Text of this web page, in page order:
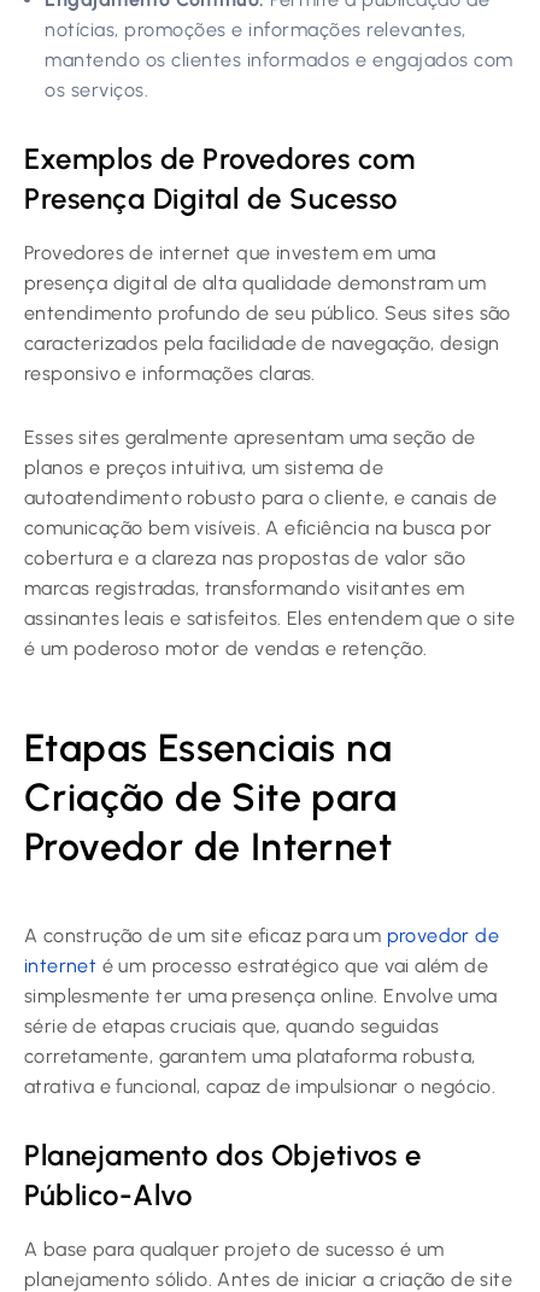
notícias, promoções e informações relevantes,
mantendo os clientes informados e engajados com
os serviços.
Exemplos de Provedores com
Presença Digital de Sucesso
Provedores de internet que investem em uma
presença digital de alta qualidade demonstram um
entendimento profundo de seu público. Seus sites são
caracterizados pela facilidade de navegação, design
responsivo e informações claras.
Esses sites geralmente apresentam uma seção de
planos e preços intuitiva, um sistema de
autoatendimento robusto para o cliente, e canais de
comunicação bem visíveis. A eficiência na busca por
cobertura e a clareza nas propostas de valor são
marcas registradas, transformando visitantes em
assinantes leais e satisfeitos. Eles entendem que o site
é um poderoso motor de vendas e retenção.
Etapas Essenciais na
Criação de Site para
Provedor de Internet
A construção de um site eficaz para um provedor de
internet é um processo estratégico que vai além de
simplesmente ter uma presença online. Envolve uma
série de etapas cruciais que, quando seguidas
corretamente, garantem uma plataforma robusta,
atrativa e funcional, capaz de impulsionar o negócio.
Planejamento dos Objetivos e
Público-Alvo
A base para qualquer projeto de sucesso é um
planejamento sólido. Antes de iniciar a criação de site